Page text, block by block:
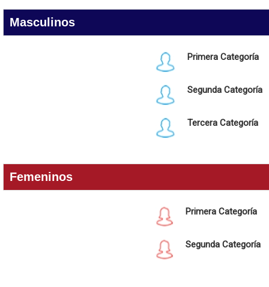
Masculinos
Primera Categoría
Segunda Categoría
Tercera Categoría
Femeninos
Primera Categoría
Segunda Categoría